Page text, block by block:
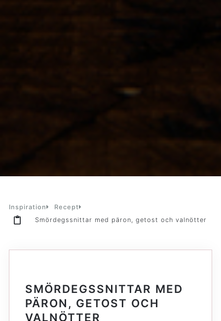
Inspiration
Recept
Smördegssnittar med päron, getost och valnötter
SMÖRDEGSSNITTAR MED
PÄRON, GETOST OCH
VALNÖTTER